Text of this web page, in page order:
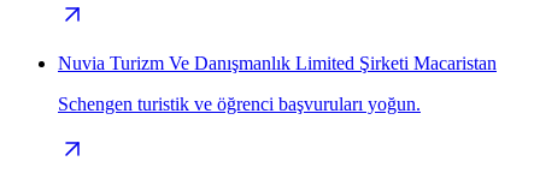
Nuvia Turizm Ve Danışmanlık Limited Şirketi Macaristan
Schengen turistik ve öğrenci başvuruları yoğun.